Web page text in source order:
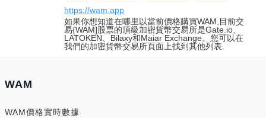
https://wam.app
如果你想知道在哪里以當前價格購買WAM,目前交
易{WAM]股票的頂級加密貨幣交易所是Gate.io、
LATOKEN、Bilaxy和Maiar Exchange。您可以在
我們的加密貨幣交易所頁面上找到其他列表.
WAM
WAM價格實時數據